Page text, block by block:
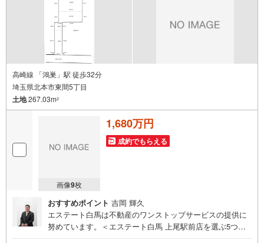
高崎線 「鴻巣」駅 徒歩32分
埼玉県北本市東間5丁目
土地267.03m2
画像9枚
1,680万円
成約でもらえる
おすすめポイント 吉岡 輝久
エステート白馬は不動産のワンストップサービスの提供に
努めています。＜エステート白馬 上尾駅前店を選ぶ5つの